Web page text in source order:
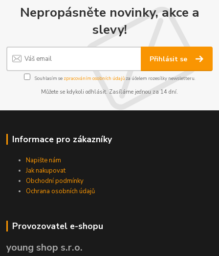
Nepropásněte novinky, akce a
slevy!
Přihlásit se
Souhlasím se zpracováním osobních údajůza účelem rozesílky newsletteru.
Můžete se kdykoli odhlásit. Zasíláme jednou za 14 dní.
Informace pro zákazníky
Napište nám
Jak nakupovat
Obchodní podmínky
Ochrana osobních údajů
Provozovatel e-shopu
young shop s.r.o.